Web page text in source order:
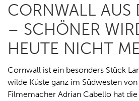
CORNWALL AUS
– SCHÖNER
HEUTE NICHT
Cornwall ist ein besonders Stück
wilde Küste ganz im Südwesten
Filmemacher Adrian Cabello hat